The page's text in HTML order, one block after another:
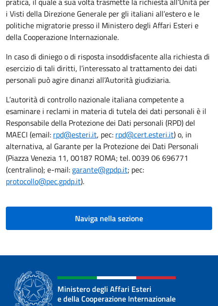
i Visti della Direzione Generale per gli italiani all’estero e le
politiche migratorie presso il Ministero degli Affari Esteri e
della Cooperazione Internazionale.
In caso di diniego o di risposta insoddisfacente alla richiesta di
esercizio di tali diritti, l’interessato al trattamento dei dati
personali può agire dinanzi all’Autorità giudiziaria.
L’autorità di controllo nazionale italiana competente a
esaminare i reclami in materia di tutela dei dati personali è il
Responsabile della Protezione dei Dati personali (RPD) del
MAECI (email: rpd@esteri.it, pec: rpd@cert.esteri.it) o, in
alternativa, al Garante per la Protezione dei Dati Personali
(Piazza Venezia 11, 00187 ROMA; tel. 0039 06 696771
(centralino); e-mail: garante@gpdp.it; pec:
protocollo@pec.gpdp.it).
Naviga nella sezione
Ministero degli Affari Esteri
e della Cooperazione Internazionale